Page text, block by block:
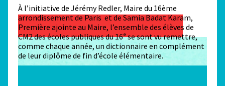
À l’initiative de Jérémy Redler, Maire du 16ème
arrondissement de Paris et de Samia Badat Karam,
Première ajointe au Maire, l’ensemble des élèves de
CM2 des écoles publiques du 16ᵉ se sont vu remettre,
comme chaque année, un dictionnaire en complément
de leur diplôme de fin d’école élémentaire.